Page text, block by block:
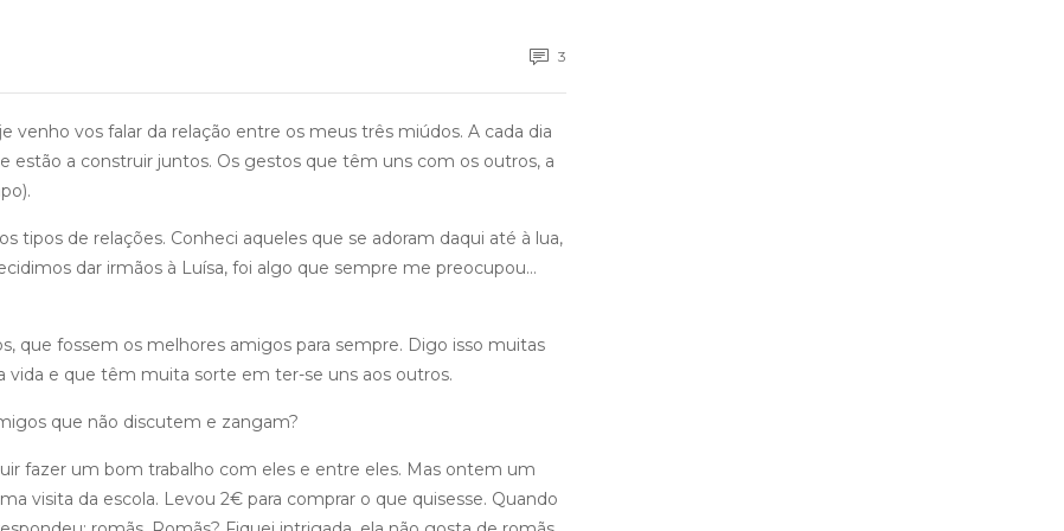
3
venho vos falar da relação entre os meus três miúdos. A cada dia
estão a construir juntos. Os gestos que têm uns com os outros, a
tipos de relações. Conheci aqueles que se adoram daqui até à lua,
dar irmãos à Luísa, foi algo que sempre me preocupou…
que fossem os melhores amigos para sempre. Digo isso muitas
vida e que têm muita sorte em ter-se uns aos outros.
que não discutem e zangam?
fazer um bom trabalho com eles e entre eles. Mas ontem um
visita da escola. Levou 2€ para comprar o que quisesse. Quando